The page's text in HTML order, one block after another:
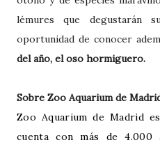
lémures que degustarán
oportunidad de conocer
del año, el oso hormiguero.
Sobre Zoo Aquarium de
Zoo Aquarium de Madrid
cuenta con más de 4.000